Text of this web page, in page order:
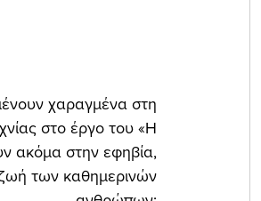
χαραγμένα στη
στο έργο του «Η
ακόμα στην εφηβία,
ζωή των καθημερινών